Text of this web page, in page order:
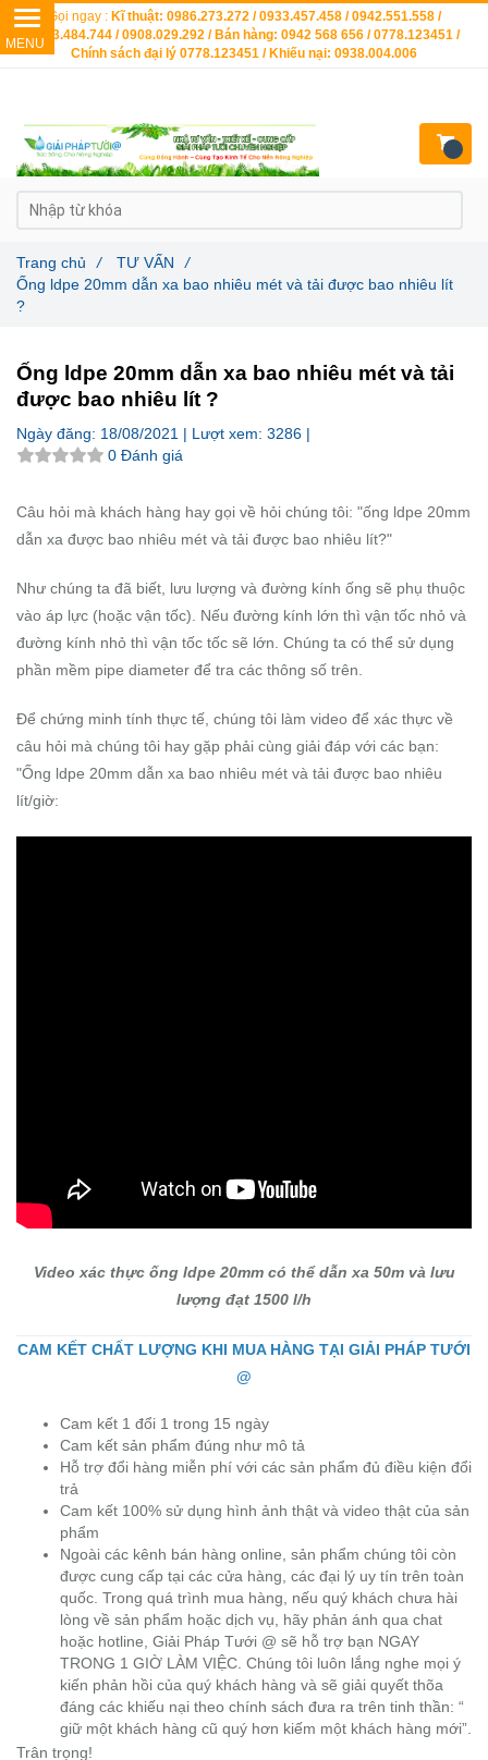
Ống ldpe 20mm dẫn xa bao nhiêu mét và tải
được bao nhiêu lít ?
Ngày đăng: 18/08/2021 | Lượt xem: 3286 |
0 Đánh giá
Câu hỏi mà khách hàng hay gọi về hỏi chúng tôi: "ống ldpe 20mm
dẫn xa được bao nhiêu mét và tải được bao nhiêu lít?"
Như chúng ta đã biết, lưu lượng và đường kính ống sẽ phụ thuộc
vào áp lực (hoặc vận tốc). Nếu đường kính lớn thì vận tốc nhỏ và
đường kính nhỏ thì vận tốc tốc sẽ lớn. Chúng ta có thể sử dụng
phần mềm pipe diameter để tra các thông số trên.
Để chứng minh tính thực tế, chúng tôi làm video để xác thực về
câu hỏi mà chúng tôi hay gặp phải cùng giải đáp với các bạn:
"Ống ldpe 20mm dẫn xa bao nhiêu mét và tải được bao nhiêu
lít/giờ:
Video xác thực ống ldpe 20mm có thể dẫn xa 50m và lưu
lượng đạt 1500 l/h
CAM KẾT CHẤT LƯỢNG KHI MUA HÀNG TẠI GIẢI PHÁP TƯỚI
@
Cam kết 1 đổi 1 trong 15 ngày
Cam kết sản phẩm đúng như mô tả
Hỗ trợ đổi hàng miễn phí với các sản phẩm đủ điều kiện đổi
trả
Cam kết 100% sử dụng hình ảnh thật và video thật của sản
phẩm
Ngoài các kênh bán hàng online, sản phẩm chúng tôi còn
được cung cấp tại các cửa hàng, các đại lý uy tín trên toàn
quốc. Trong quá trình mua hàng, nếu quý khách chưa hài
lòng về sản phẩm hoặc dịch vụ, hãy phản ánh qua chat
hoặc hotline, Giải Pháp Tưới @ sẽ hỗ trợ bạn NGAY
TRONG 1 GIỜ LÀM VIỆC. Chúng tôi luôn lắng nghe mọi ý
kiến phản hồi của quý khách hàng và sẽ giải quyết thõa
đáng các khiếu nại theo chính sách đưa ra trên tinh thần: “
giữ một khách hàng cũ quý hơn kiếm một khách hàng mới”.
Trân trọng!
Trang chủ / TƯ VẤN
/
Ống ldpe 20mm dẫn xa bao nhiêu mét và tải được bao nhiêu lít
?
Gọi ngay : Kĩ thuật: 0986.273.272 / 0933.457.458 / 0942.551.558 /
0903.484.744 / 0908.029.292 / Bán hàng: 0942 568 656 / 0778.123451 /
Chính sách đại lý 0778.123451 / Khiếu nại: 0938.004.006